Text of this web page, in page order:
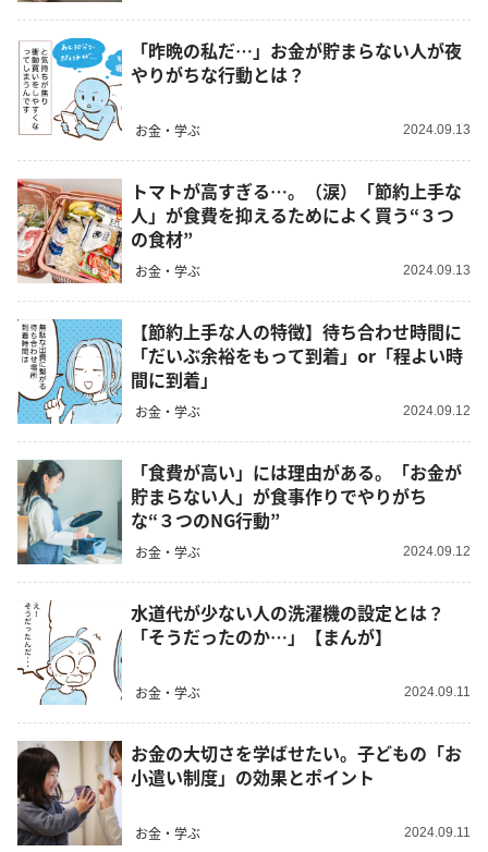
「昨晩の私だ…」お金が貯まらない人が夜
やりがちな行動とは？
お金・学ぶ 2024.09.13
トマトが高すぎる…。（涙）「節約上手な
人」が食費を抑えるためによく買う“３つ
の食材”
お金・学ぶ 2024.09.13
【節約上手な人の特徴】待ち合わせ時間に
「だいぶ余裕をもって到着」or「程よい時
間に到着」
お金・学ぶ 2024.09.12
「食費が高い」には理由がある。「お金が
貯まらない人」が食事作りでやりがち
な“３つのNG行動”
お金・学ぶ 2024.09.12
水道代が少ない人の洗濯機の設定とは？
「そうだったのか…」【まんが】
お金・学ぶ 2024.09.11
お金の大切さを学ばせたい。子どもの「お
小遣い制度」の効果とポイント
お金・学ぶ 2024.09.11